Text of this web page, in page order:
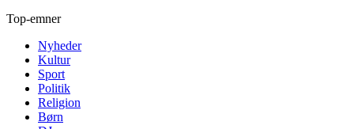
Top-emner
Nyheder
Kultur
Sport
Politik
Religion
Børn